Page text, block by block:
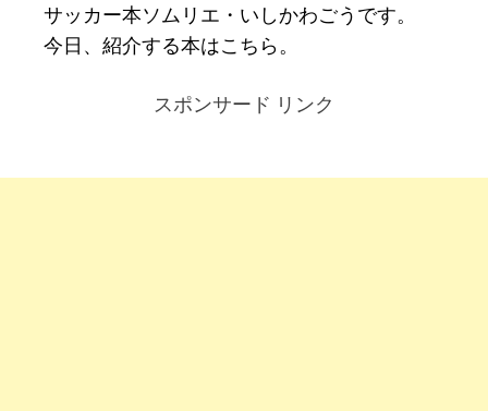
サッカー本ソムリエ・いしかわごうです。
今日、紹介する本はこちら。
スポンサード リンク